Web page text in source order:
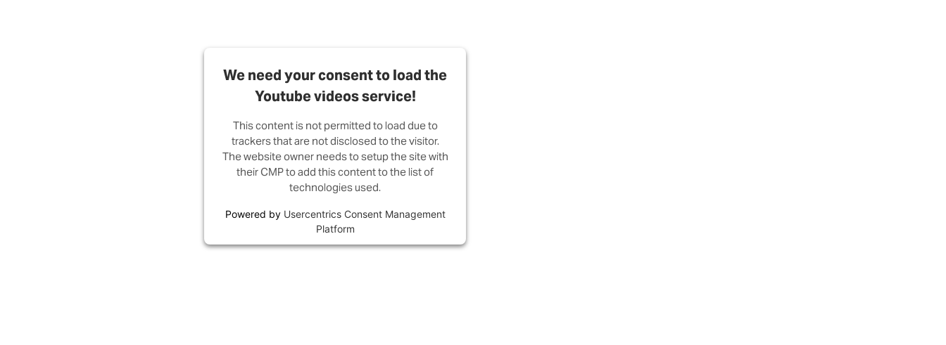
We need your consent to load the
Youtube videos service!
This content is not permitted to load due to
trackers that are not disclosed to the visitor.
The website owner needs to setup the site with
their CMP to add this content to the list of
technologies used.
Powered by Usercentrics Consent Management
Platform